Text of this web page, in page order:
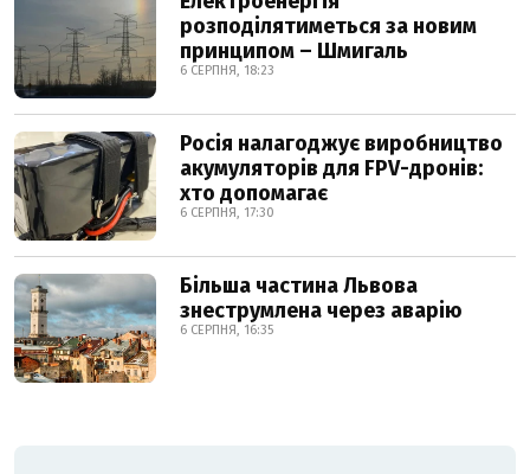
розподілятиметься за новим
принципом – Шмигаль
6 СЕРПНЯ, 18:23
Росія налагоджує виробництво
акумуляторів для FPV-дронів:
хто допомагає
6 СЕРПНЯ, 17:30
Більша частина Львова
знеструмлена через аварію
6 СЕРПНЯ, 16:35